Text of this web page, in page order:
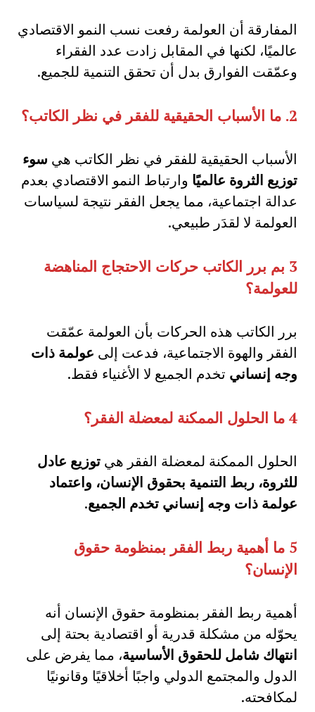
المفارقة أن العولمة رفعت نسب النمو الاقتصادي
عالميًا، لكنها في المقابل زادت عدد الفقراء
وعمّقت الفوارق بدل أن تحقق التنمية للجميع.
2. ما الأسباب الحقيقية للفقر في نظر الكاتب؟
الأسباب الحقيقية للفقر في نظر الكاتب هي سوء
توزيع الثروة عالميًا وارتباط النمو الاقتصادي بعدم
عدالة اجتماعية، مما يجعل الفقر نتيجة لسياسات
العولمة لا لقدَر طبيعي.
3 بم برر الكاتب حركات الاحتجاج المناهضة
للعولمة؟
برر الكاتب هذه الحركات بأن العولمة عمّقت
الفقر والهوة الاجتماعية، فدعت إلى عولمة ذات
وجه إنساني تخدم الجميع لا الأغنياء فقط.
4 ما الحلول الممكنة لمعضلة الفقر؟
الحلول الممكنة لمعضلة الفقر هي توزيع عادل
للثروة، ربط التنمية بحقوق الإنسان، واعتماد
عولمة ذات وجه إنساني تخدم الجميع.
5 ما أهمية ربط الفقر بمنظومة حقوق
الإنسان؟
أهمية ربط الفقر بمنظومة حقوق الإنسان أنه
يحوّله من مشكلة قدرية أو اقتصادية بحتة إلى
انتهاك شامل للحقوق الأساسية، مما يفرض على
الدول والمجتمع الدولي واجبًا أخلاقيًا وقانونيًا
لمكافحته.